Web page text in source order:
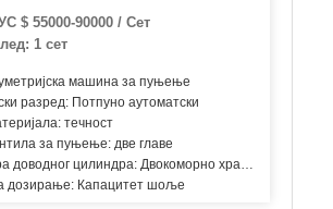
Прање тела / Шампон /
Етил алкохол Гел за
руку / Машина за пуњење
$ 55000-90000 / Сет
1 сет
машина за пуњење
разред: Потпуно аутоматски
течност
за пуњење: две главе
доводног цилиндра: Двокоморно храњење
дозирање: Капацитет шоље